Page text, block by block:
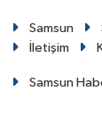
Samsun
İletişim
Samsun